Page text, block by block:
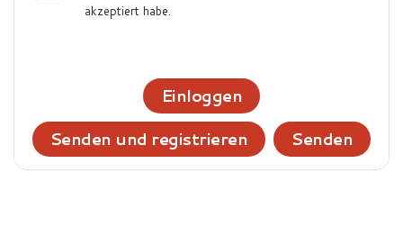
akzeptiert habe.
Einloggen
Senden und registrieren
Senden